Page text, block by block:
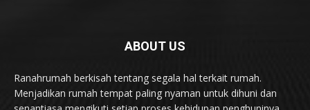
ABOUT US
Ranahrumah berkisah tentang segala hal terkait rumah.
Menjadikan rumah tempat paling nyaman untuk dihuni dan